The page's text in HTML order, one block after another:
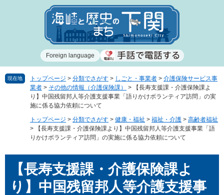
で
ば
Foreign language
現在地 トップページ > 分類でさがす > しごと・事業者 > 介護保険サービス事
業者 > その他の情報（介護保険課） >
【長寿支援課・介護保険課よ
り】中国残留邦人等介護支援事業「語りかけボランティア訪問」の実
施に係る協力依頼について
トップページ > 分類でさがす > 健康・福祉 > 福祉・介護 > 高齢者福祉
>
【長寿支援課・介護保険課より】中国残留邦人等介護支援事業「語
りかけボランティア訪問」の実施に係る協力依頼について
【長寿支援課・介護保険課よ
り】中国残留邦人等介護支援事